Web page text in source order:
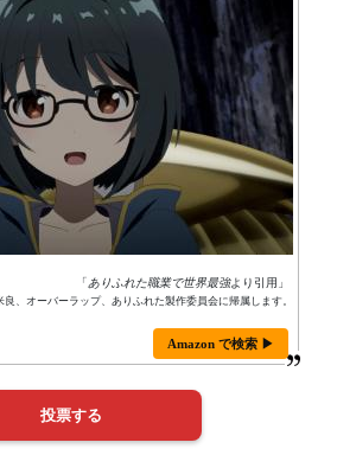
「ありふれた職業で世界最強より引用」
、オーバーラップ、ありふれた製作委員会に帰属します。
Amazon で検索 ▶